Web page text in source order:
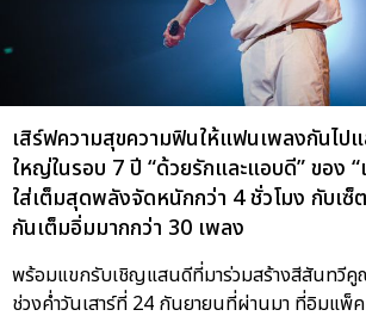
เสิร์ฟความสุขความฟินให้แฟนเพลงกันไป
ใหญ่ในรอบ 7 ปี “ด้วยรักและแอบดี” ของ
ใส่เต็มสุดพลังจัดหนักกว่า 4 ชั่วโมง กับเ
กันเต็มอิ่มมากกว่า 30 เพลง
พร้อมแขกรับเชิญแสนดีที่มาร่วมสร้างสีสันทวีคู
ช่วงค่ำวันเสาร์ที่ 24 กันยายนที่ผ่านมา ที่อิมแพ็